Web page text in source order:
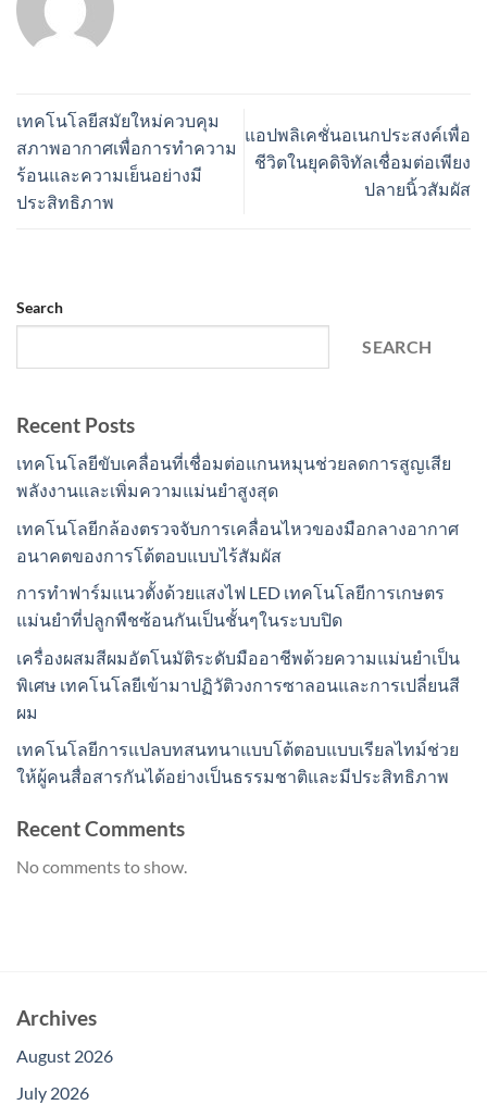
เทคโนโลยีสมัยใหม่ควบคุม
สภาพอากาศเพื่อการทำความ
ร้อนและความเย็นอย่างมี
ประสิทธิภาพ
แอปพลิเคชั่นอเนกประสงค์เพื่อ
ชีวิตในยุคดิจิทัลเชื่อมต่อเพียง
ปลายนิ้วสัมผัส
Search
SEARCH
Recent Posts
เทคโนโลยีขับเคลื่อนที่เชื่อมต่อแกนหมุนช่วยลดการสูญเสีย
พลังงานและเพิ่มความแม่นยำสูงสุด
เทคโนโลยีกล้องตรวจจับการเคลื่อนไหวของมือกลางอากาศ
อนาคตของการโต้ตอบแบบไร้สัมผัส
การทำฟาร์มแนวตั้งด้วยแสงไฟ LED เทคโนโลยีการเกษตร
แม่นยำที่ปลูกพืชซ้อนกันเป็นชั้นๆในระบบปิด
เครื่องผสมสีผมอัตโนมัติระดับมืออาชีพด้วยความแม่นยำเป็น
พิเศษ เทคโนโลยีเข้ามาปฏิวัติวงการซาลอนและการเปลี่ยนสี
ผม
เทคโนโลยีการแปลบทสนทนาแบบโต้ตอบแบบเรียลไทม์ช่วย
ให้ผู้คนสื่อสารกันได้อย่างเป็นธรรมชาติและมีประสิทธิภาพ
Recent Comments
No comments to show.
Archives
August 2026
July 2026